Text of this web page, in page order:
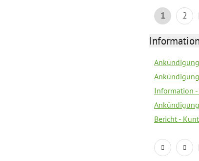
1 2
Information
Bericht -